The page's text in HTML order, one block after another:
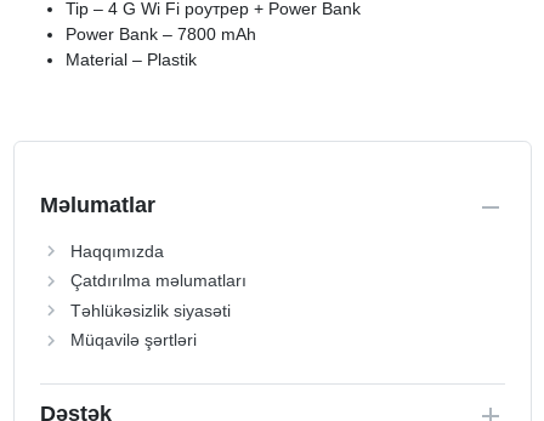
Tip – 4 G Wi Fi роутрер + Power Bank
Power Bank – 7800 mAh
Material – Plastik
Məlumatlar
Haqqımızda
Çatdırılma məlumatları
Təhlükəsizlik siyasəti
Müqavilə şərtləri
Dəstək